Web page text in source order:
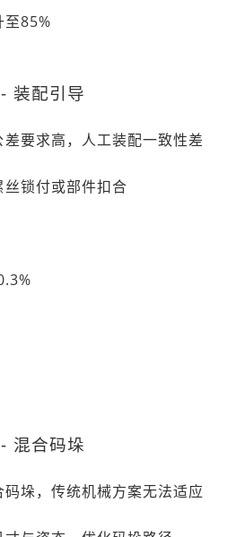
至85%
装配引导
要求高，人工装配一致性差
锁付或部件扣合
混合码垛
码垛，传统机械方案无法适应